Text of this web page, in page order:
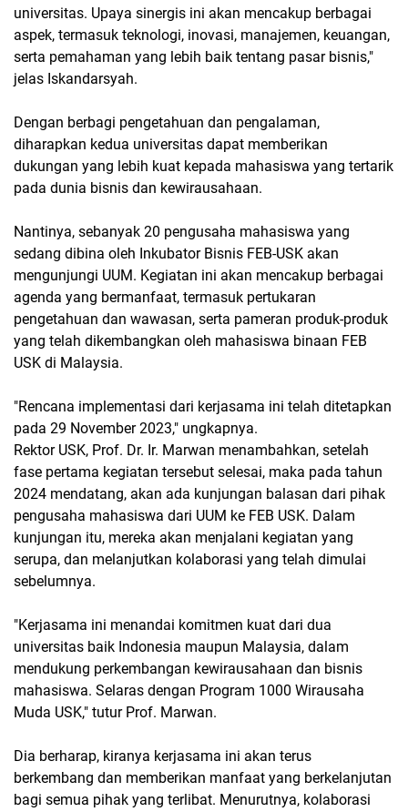
universitas. Upaya sinergis ini akan mencakup berbagai
aspek, termasuk teknologi, inovasi, manajemen, keuangan,
serta pemahaman yang lebih baik tentang pasar bisnis,"
jelas Iskandarsyah.
Dengan berbagi pengetahuan dan pengalaman,
diharapkan kedua universitas dapat memberikan
dukungan yang lebih kuat kepada mahasiswa yang tertarik
pada dunia bisnis dan kewirausahaan.
Nantinya, sebanyak 20 pengusaha mahasiswa yang
sedang dibina oleh Inkubator Bisnis FEB-USK akan
mengunjungi UUM. Kegiatan ini akan mencakup berbagai
agenda yang bermanfaat, termasuk pertukaran
pengetahuan dan wawasan, serta pameran produk-produk
yang telah dikembangkan oleh mahasiswa binaan FEB
USK di Malaysia.
"Rencana implementasi dari kerjasama ini telah ditetapkan
pada 29 November 2023," ungkapnya.
Rektor USK, Prof. Dr. Ir. Marwan menambahkan, setelah
fase pertama kegiatan tersebut selesai, maka pada tahun
2024 mendatang, akan ada kunjungan balasan dari pihak
pengusaha mahasiswa dari UUM ke FEB USK. Dalam
kunjungan itu, mereka akan menjalani kegiatan yang
serupa, dan melanjutkan kolaborasi yang telah dimulai
sebelumnya.
"Kerjasama ini menandai komitmen kuat dari dua
universitas baik Indonesia maupun Malaysia, dalam
mendukung perkembangan kewirausahaan dan bisnis
mahasiswa. Selaras dengan Program 1000 Wirausaha
Muda USK," tutur Prof. Marwan.
Dia berharap, kiranya kerjasama ini akan terus
berkembang dan memberikan manfaat yang berkelanjutan
bagi semua pihak yang terlibat. Menurutnya, kolaborasi